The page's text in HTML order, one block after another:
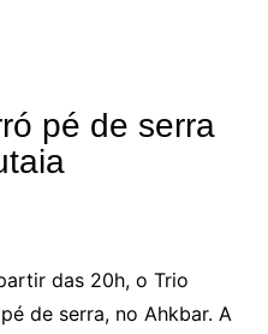
pé de serra
das 20h, o Trio
de serra, no Ahkbar. A